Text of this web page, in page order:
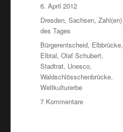
Veröffentlicht
am
6. April 2012
Kategorien
Dresden,Sachsen,Zahl(en)
des Tages
Schlagwörter
Bürgerentscheid, Elbbrücke,
Elbtal,Olaf Schubert,
Stadtrat, Unesco,
Waldschlösschenbrücke,
Weltkulturerbe
7 Kommentarezu